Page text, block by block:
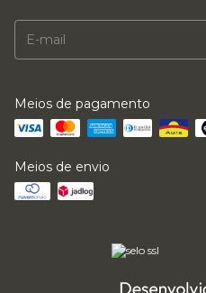
Meios de pagamento
Meios de envio